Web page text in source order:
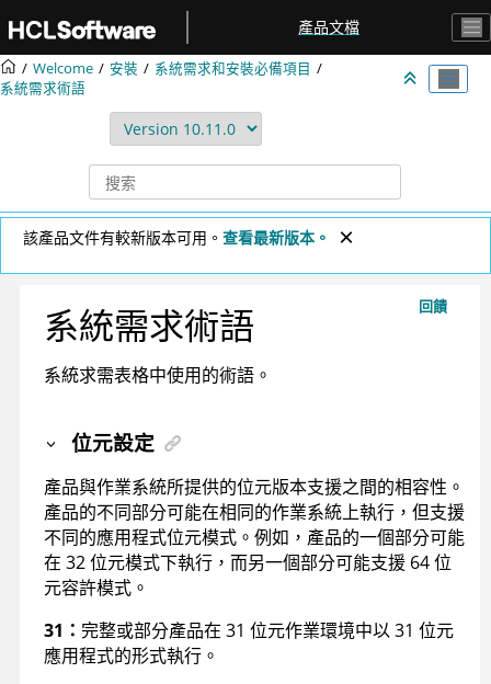
產品文檔
Welcome 安裝
系統需求和安裝必備項目
系統需求術語
該產品文件有較新版本可用。 查看最新版本。
回饋
系統需求術語
系統求需表格中使用的術語。
位元設定
產品與作業系統所提供的位元版本支援之間的相容性。
產品的不同部分可能在相同的作業系統上執行，但支援
不同的應用程式位元模式。例如，產品的一個部分可能
在 32 位元模式下執行，而另一個部分可能支援 64 位
元容許模式。
31： 完整或部分產品在 31 位元作業環境中以 31 位元
應用程式的形式執行。